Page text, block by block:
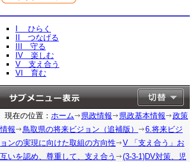
I ひらく
II つなげる
III 守る
IV 楽しむ
V 支え合う
VI 育む
現在の位置： ホーム 県政情報 県政基本情報
政策
情報
鳥取県の将来ビジョン（追補版）
6.将来ビジ
ョンの実現に向けた取組の方向性
V 「支え合う」お
互いを認め、尊重して、支え合う
(3-3-1)DV対策、児